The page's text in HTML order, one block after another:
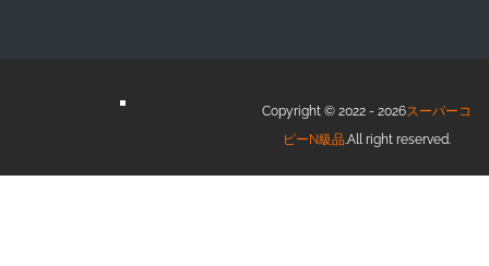
Copyright © 2022 - 2026スーパーコ
ピーN級品.All right reserved.